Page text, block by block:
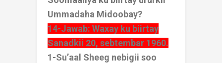
Ummadaha Midoobay?
14-Jawab: Waxay ku biirtay
Sanadkii 20, sebtembar 1960.
1-Su’aal Sheeg nebigii soo